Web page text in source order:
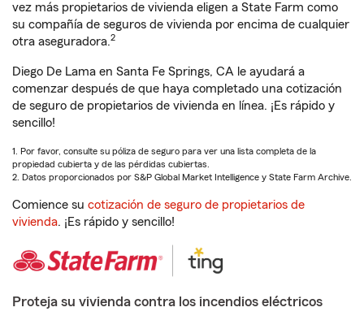
vez más propietarios de vivienda eligen a State Farm como
su compañía de seguros de vivienda por encima de cualquier
otra aseguradora.2
Diego De Lama en Santa Fe Springs, CA le ayudará a
comenzar después de que haya completado una cotización
de seguro de propietarios de vivienda en línea. ¡Es rápido y
sencillo!
1. Por favor, consulte su póliza de seguro para ver una lista completa de la
propiedad cubierta y de las pérdidas cubiertas.
2. Datos proporcionados por S&P Global Market Intelligence y State Farm Archive.
Comience su cotización de seguro de propietarios de
vivienda. ¡Es rápido y sencillo!
Proteja su vivienda contra los incendios eléctricos